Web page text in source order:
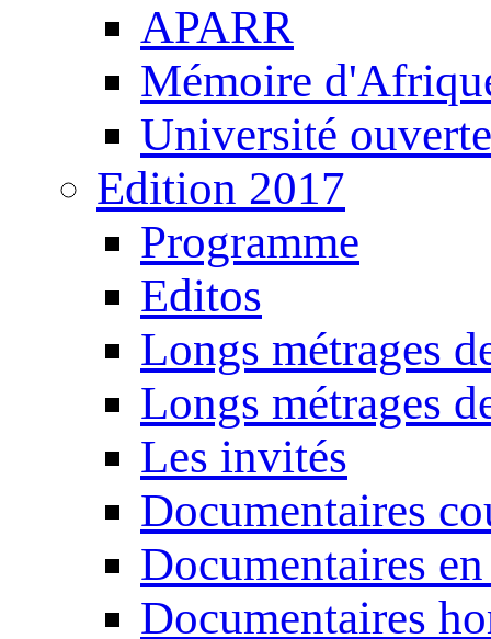
APARR
Mémoire
Université ouverte
Edition 2017
Programme
Editos
Longs métrages
Longs métrages
Les invités
Documentaires
Documentaires
Documentaires